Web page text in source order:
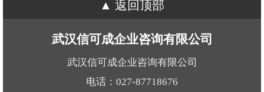
返回顶部
武汉信可成企业咨询有限公司
武汉信可成企业咨询有限公司
电话：027-87718676